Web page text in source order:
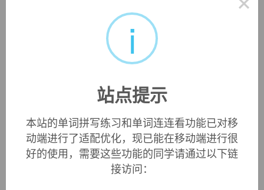
city in France at the confluence of the Rhone and the Saône,
Lugudunum, literally "fort of Lug." The
.
双语例句
1. Marseilles has proved to be a better racial melting pot
i
站点提示
本站的单词拼写练习和单词连连看功能已对移
动端进行了适配优化，现已能在移动端进行很
好的使用，需要这些功能的同学请通过以下链
接访问：